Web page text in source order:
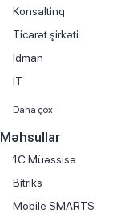
Konsaltinq
Ticarət şirkəti
İdman
IT
Maliyyə xidmətləri
Daha çox
Məhsullar
1C:Müəssisə
Bitriks
Mobile SMARTS